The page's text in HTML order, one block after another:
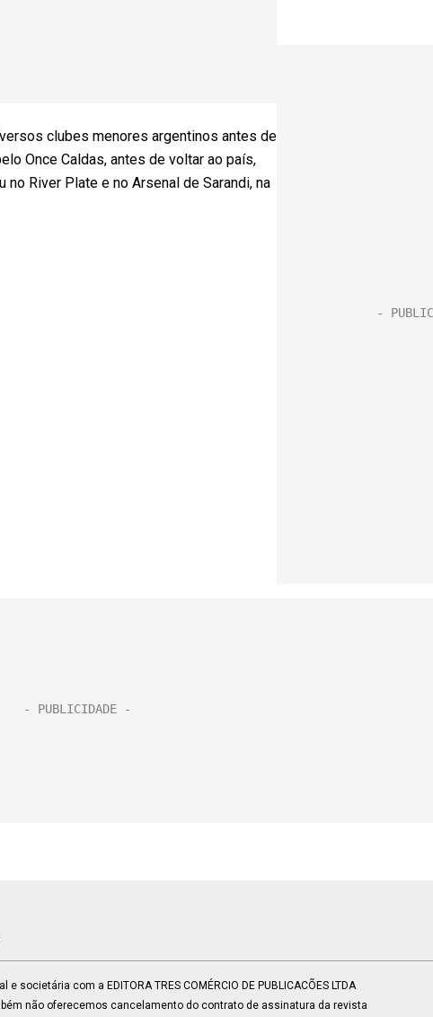
clubes menores argentinos antes de
Once Caldas, antes de voltar ao país,
no River Plate e no Arsenal de Sarandi, na
societária com a EDITORA TRES COMÉRCIO DE PUBLICACÕES LTDA
não oferecemos cancelamento do contrato de assinatura da revista